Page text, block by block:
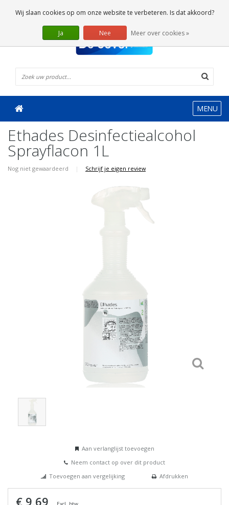
0 Artikelen
MENU
Ethades Desinfectiealcohol
Sprayflacon 1L
Nog niet gewaardeerd | Schrijf je eigen review
Aan verlanglijst toevoegen
Neem contact op over dit product
Toevoegen aan vergelijking
Afdrukken
€ 9,69
Wij slaan cookies op om onze website te verbeteren. Is dat akkoord?
Ja Nee Meer over cookies »